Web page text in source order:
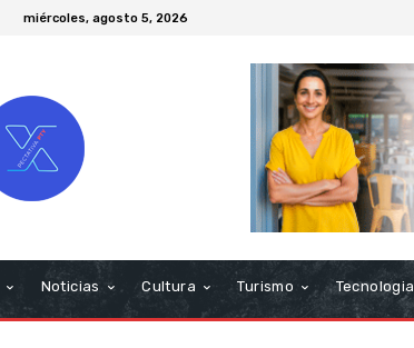
miércoles, agosto 5, 2026
Noticias Cultura Turismo Tecnologia